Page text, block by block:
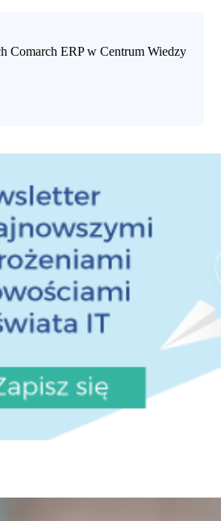
Comarch ERP w Centrum Wiedzy